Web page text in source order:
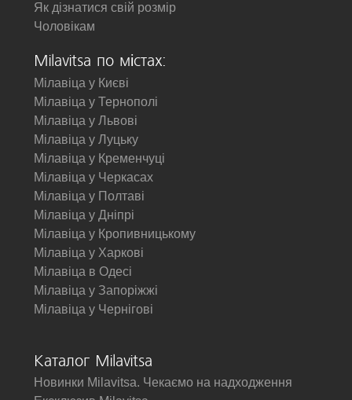
Як дізнатися свій розмір
Чоловікам
Milavitsa по містах:
Мілавіца у Києві
Мілавіца у Тернополі
Мілавіца у Львові
Мілавіца у Луцьку
Мілавіца у Кременчуці
Мілавіца у Черкасах
Мілавіца у Полтаві
Мілавіца у Дніпрі
Мілавіца у Кропивницькому
Мілавіца у Харкові
Мілавіца в Одесі
Мілавіца у Запоріжжі
Мілавіца у Чернігові
Каталог Milavitsa
Новинки Milavitsa. Чекаємо на надходження